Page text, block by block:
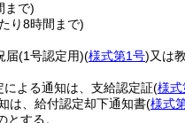
まで)
り8時間まで)
届(1号認定用)(様式第1号)又は
による通知は、支給認定証(様式
は、給付認定却下通知書(様式
とする。